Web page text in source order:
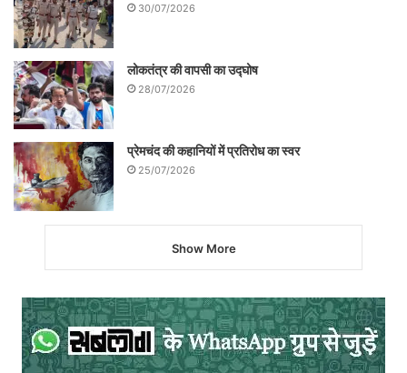
प्रेमचंद की कहानियों में प्रतिरोध का स्वर